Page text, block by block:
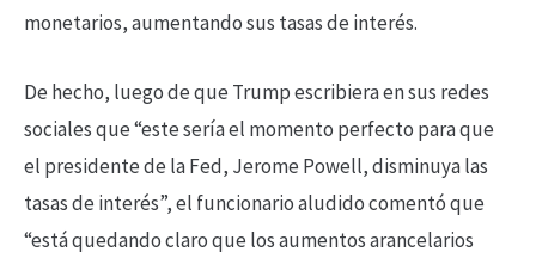
monetarios, aumentando sus tasas de interés.
De hecho, luego de que Trump escribiera en sus redes
sociales que “este sería el momento perfecto para que
el presidente de la Fed, Jerome Powell, disminuya las
tasas de interés”, el funcionario aludido comentó que
“está quedando claro que los aumentos arancelarios